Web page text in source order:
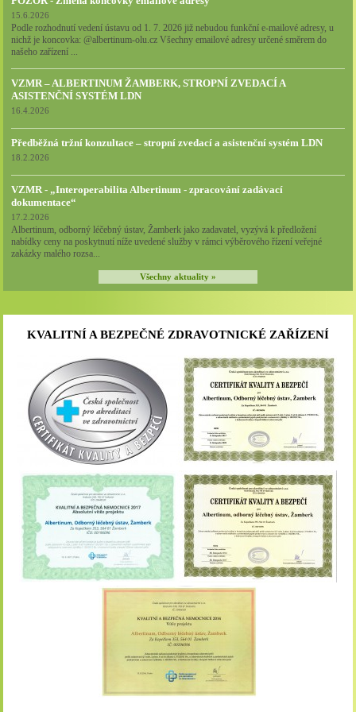
15.6.2026
Podle rozhodnutí vedení ústavu od 1. 7. 2026 již nebudou funkční e-mailové adresy, u
nichž je koncovka: @albertinum-olu.cz Všechny emailové adresy určené směrem do
našeho zařízení ...
VZMR – ALBERTINUM ŽAMBERK, STROPNÍ ZVEDACÍ A
ASISTENČNÍ SYSTÉM LDN
16.4.2026
Předběžná tržní konzultace – stropní zvedací a asistenční systém LDN
18.2.2026
VZMR - „Interoperabilita Albertinum - zpracování zadávací
dokumentace“
17.2.2026
Albertinum, odborný léčebný ústav, Žamberk jako zadavatel, vyzývá k předložení
nabídky ceny na poskytnutí níže uvedené služby v rámci výběrového řízení veřejné
zakázky malého rozsa...
Všechny aktuality »
KVALITNÍ A BEZPEČNÉ ZDRAVOTNICKÉ ZAŘÍZENÍ